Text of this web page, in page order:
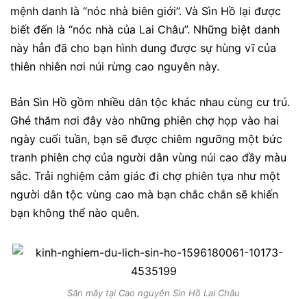
mệnh danh là “nóc nhà biên giới”. Và Sìn Hồ lại được
biết đến là “nóc nhà của Lai Châu”. Những biệt danh
này hẳn đã cho bạn hình dung được sự hùng vĩ của
thiên nhiên nơi núi rừng cao nguyên này.
Bản Sìn Hồ gồm nhiều dân tộc khác nhau cùng cư trú.
Ghé thăm nơi đây vào những phiên chợ họp vào hai
ngày cuối tuần, bạn sẽ được chiêm ngưỡng một bức
tranh phiên chợ của người dân vùng núi cao đầy màu
sắc. Trải nghiệm cảm giác đi chợ phiên tựa như một
người dân tộc vùng cao mà bạn chắc chắn sẽ khiến
bạn không thể nào quên.
Săn mây tại Cao nguyên Sìn Hồ Lai Châu